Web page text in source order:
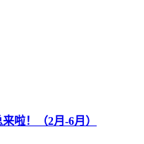
啦！（2月-6月）